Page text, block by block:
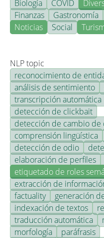
Biología
COVID
Finanzas
Gastronomía
Noticias
Social
NLP topic
reconocimiento de
análisis de sentimiento
transcripción automática
detección de clickbait
detección de cambio de
comprensión lingüística
detección de odio
elaboración de perfiles
etiquetado de roles
extracción de
factuality
generación
indexación de textos
traducción automática
morfología
paráfrasis